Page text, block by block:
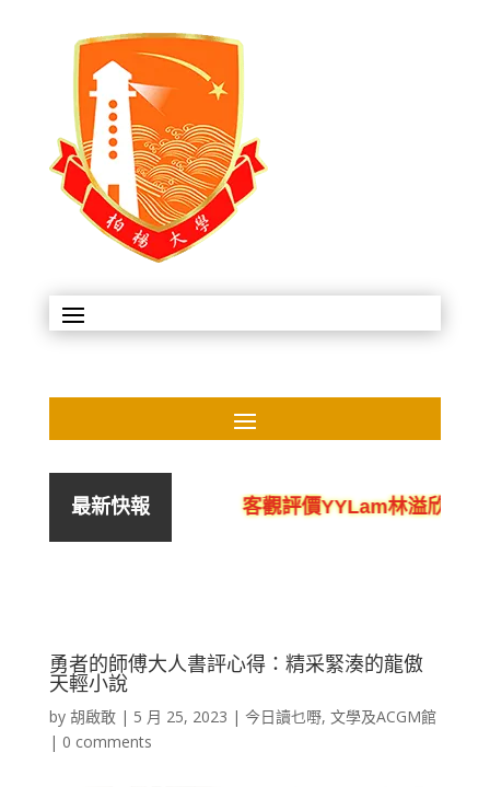
最新快報
局、黑店 客觀評價YYLam林溢欣DSE中文作
勇者的師傅大人書評心得：精采緊湊的龍傲
天輕小說
by 胡啟敢| 5 月 25, 2023 | 今日讀乜嘢, 文學及ACGM館
| 0 comments